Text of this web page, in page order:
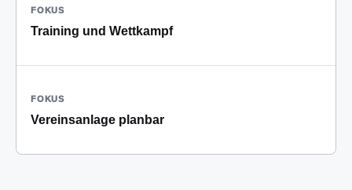
FOKUS
Training und Wettkampf
FOKUS
Vereinsanlage planbar